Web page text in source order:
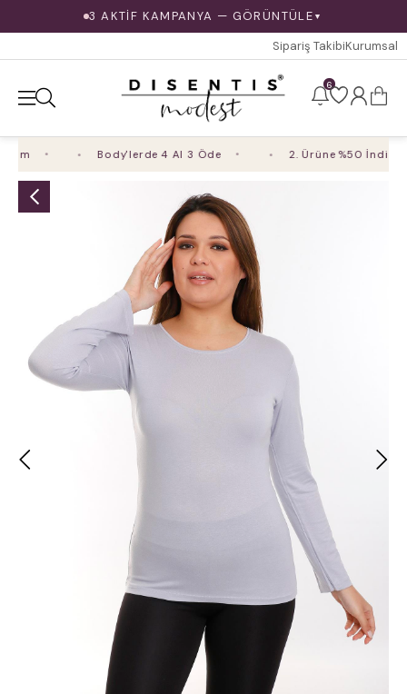
3 AKTİF KAMPANYA — GÖRÜNTÜLE ▼
Sipariş TakibiKurumsal
6
Body'lerde 4 Al 3 Öde 2. Ürüne %50 İndirim